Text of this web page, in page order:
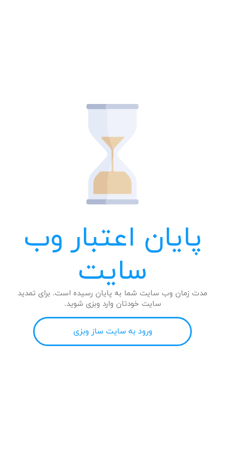
پایان اعتبار وب
سایت
مدت زمان وب سایت شما به پایان رسیده است. برای تمدید
سایت خودتان وارد وبزی شوید.
ورود به سایت ساز وبزی